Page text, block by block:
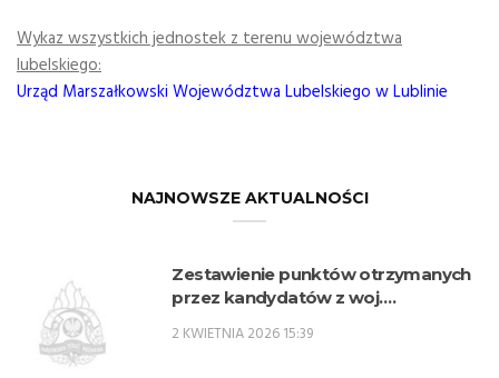
Wykaz wszystkich jednostek z terenu województwa
lubelskiego:
Urząd Marszałkowski Województwa Lubelskiego w Lublinie
NAJNOWSZE AKTUALNOŚCI
Zestawienie punktów otrzymanych
przez kandydatów z woj.
przeszkolenie zawodowe
2 KWIETNIA 2026 15:39